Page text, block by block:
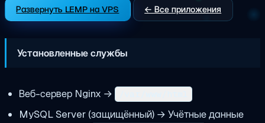
Развернуть LEMP на VPS ← Все приложения
Установленные службы
Веб-сервер Nginx →
MySQL Server (защищённый) → Учётные данные